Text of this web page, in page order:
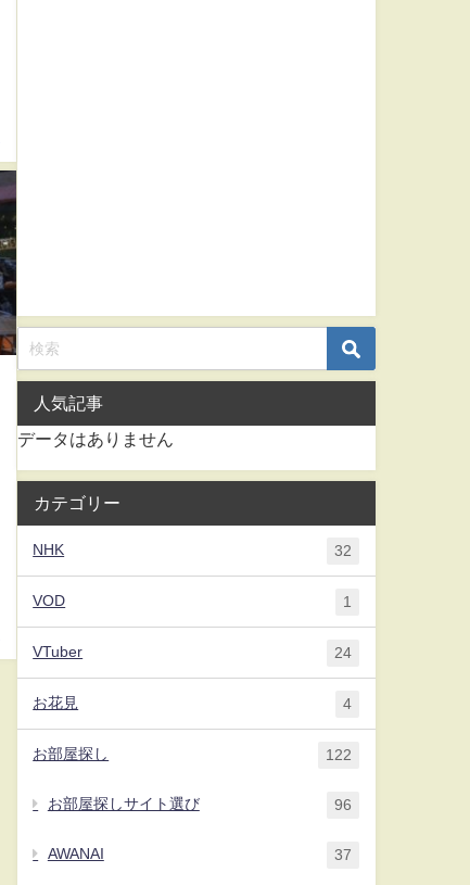
人気記事
データはありません
カテゴリー
NHK 32
VOD 1
VTuber 24
お花見 4
お部屋探し 122
お部屋探しサイト選び 96
AWANAI 37